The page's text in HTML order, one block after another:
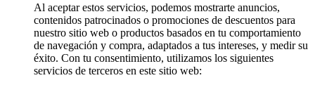
Al aceptar estos servicios, podemos mostrarte anuncios,
contenidos patrocinados o promociones de descuentos para
nuestro sitio web o productos basados en tu comportamiento
de navegación y compra, adaptados a tus intereses, y medir su
éxito. Con tu consentimiento, utilizamos los siguientes
servicios de terceros en este sitio web: